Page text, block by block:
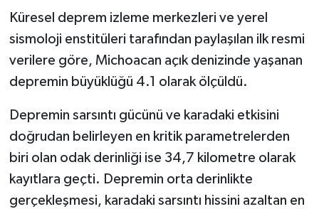
Küresel deprem izleme merkezleri ve yerel
sismoloji enstitüleri tarafından paylaşılan ilk resmi
verilere göre, Michoacan açık denizinde yaşanan
depremin büyüklüğü 4.1 olarak ölçüldü.
Depremin sarsıntı gücünü ve karadaki etkisini
doğrudan belirleyen en kritik parametrelerden
biri olan odak derinliği ise 34,7 kilometre olarak
kayıtlara geçti. Depremin orta derinlikte
gerçekleşmesi, karadaki sarsıntı hissini azaltan en
SAĞLIK
Savaştepe
SEYAHAT
SİYASET
Sındırgı
SPOR